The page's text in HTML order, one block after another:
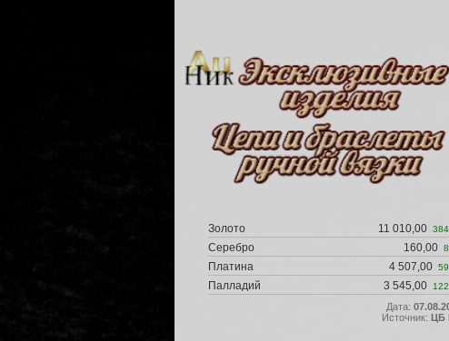
Золото 11 010,00
Серебро 160,00
Платина 4 507,00
Палладий 3 545,00
Дата:
Источник: ЦБ